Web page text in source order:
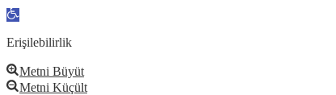
Open
Erişilebilirlik
Metni Büyüt
Metni Küçült